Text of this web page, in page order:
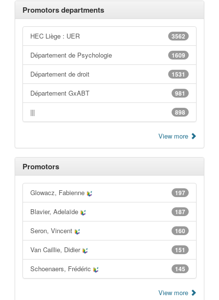
Promotors departments
3562
HEC Liège : UER
1609
Département de Psychologie
1531
Département de droit
981
Département GxABT
898
|||
View more
Promotors
197
Glowacz, Fabienne
187
Blavier, Adelaïde
160
Seron, Vincent
151
Van Caillie, Didier
145
Schoenaers, Frédéric
View more